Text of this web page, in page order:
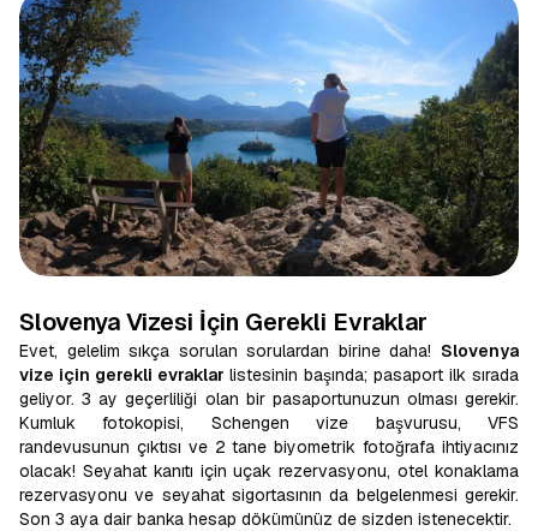
Slovenya Vizesi İçin Gerekli Evraklar
Evet, gelelim sıkça sorulan sorulardan birine daha! Slovenya
vize için gerekli evraklar listesinin başında; pasaport ilk sırada
geliyor. 3 ay geçerliliği olan bir pasaportunuzun olması gerekir.
Kumluk fotokopisi, Schengen vize başvurusu, VFS
randevusunun çıktısı ve 2 tane biyometrik fotoğrafa ihtiyacınız
olacak! Seyahat kanıtı için uçak rezervasyonu, otel konaklama
rezervasyonu ve seyahat sigortasının da belgelenmesi gerekir.
Son 3 aya dair banka hesap dökümünüz de sizden istenecektir.